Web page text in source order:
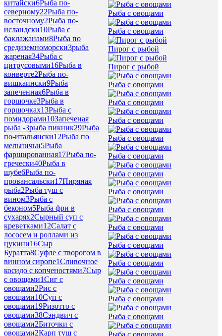
китайски6Рыба по-
северному22Рыба по-
восточному2Рыба по-
исландски10Рыба с
баклажанами8Рыба по
средиземноморски3рыба
жареная34Рыба с
цитрусовыми16Рыба в
конверте2Рыба по-
вишкаински9Рыба
запеченная6Рыба в
горшочке3Рыба в
горшочках13Рыба с
помидорами10Запеченая
рыба -3рыба пикник29Рыба
по-итальянски12Рыба по
мельничьи5Рыба
фаршированная17Рыба по-
гречески40Рыба в
шубе6Рыба по-
провансальски17Пиряная
рыба2Рыба туш с
вином3Рыба с
беконом5Рыба фри в
сухарях2Сырный суп с
креветками12Салат с
лососем и роллами из
цукини16Сыр
Буратта8Суфле с творогом в
винном сиропе1Сливочное
косидо с копченостями7Сыр
с овощами1Сиг с
овощами2Рис с
овощами10Суп с
овощами19Ризотто с
овощами38Сэндвич с
овощами2Биточки с
овощами2Карп туш с
Рыба с овощами
Рыба с овощами
Пирог с рыбой
Пирог с рыбой
Рыба с овощами
Рыба с овощами
Рыба с овощами
Рыба с овощами
Рыба с овощами
Рыба с овощами
Рыба с овощами
Рыба с овощами
Рыба с овощами
Рыба с овощами
Рыба с овощами
Рыба с овощами
Рыба с овощами
Рыба с овощами
Рыба с овощами